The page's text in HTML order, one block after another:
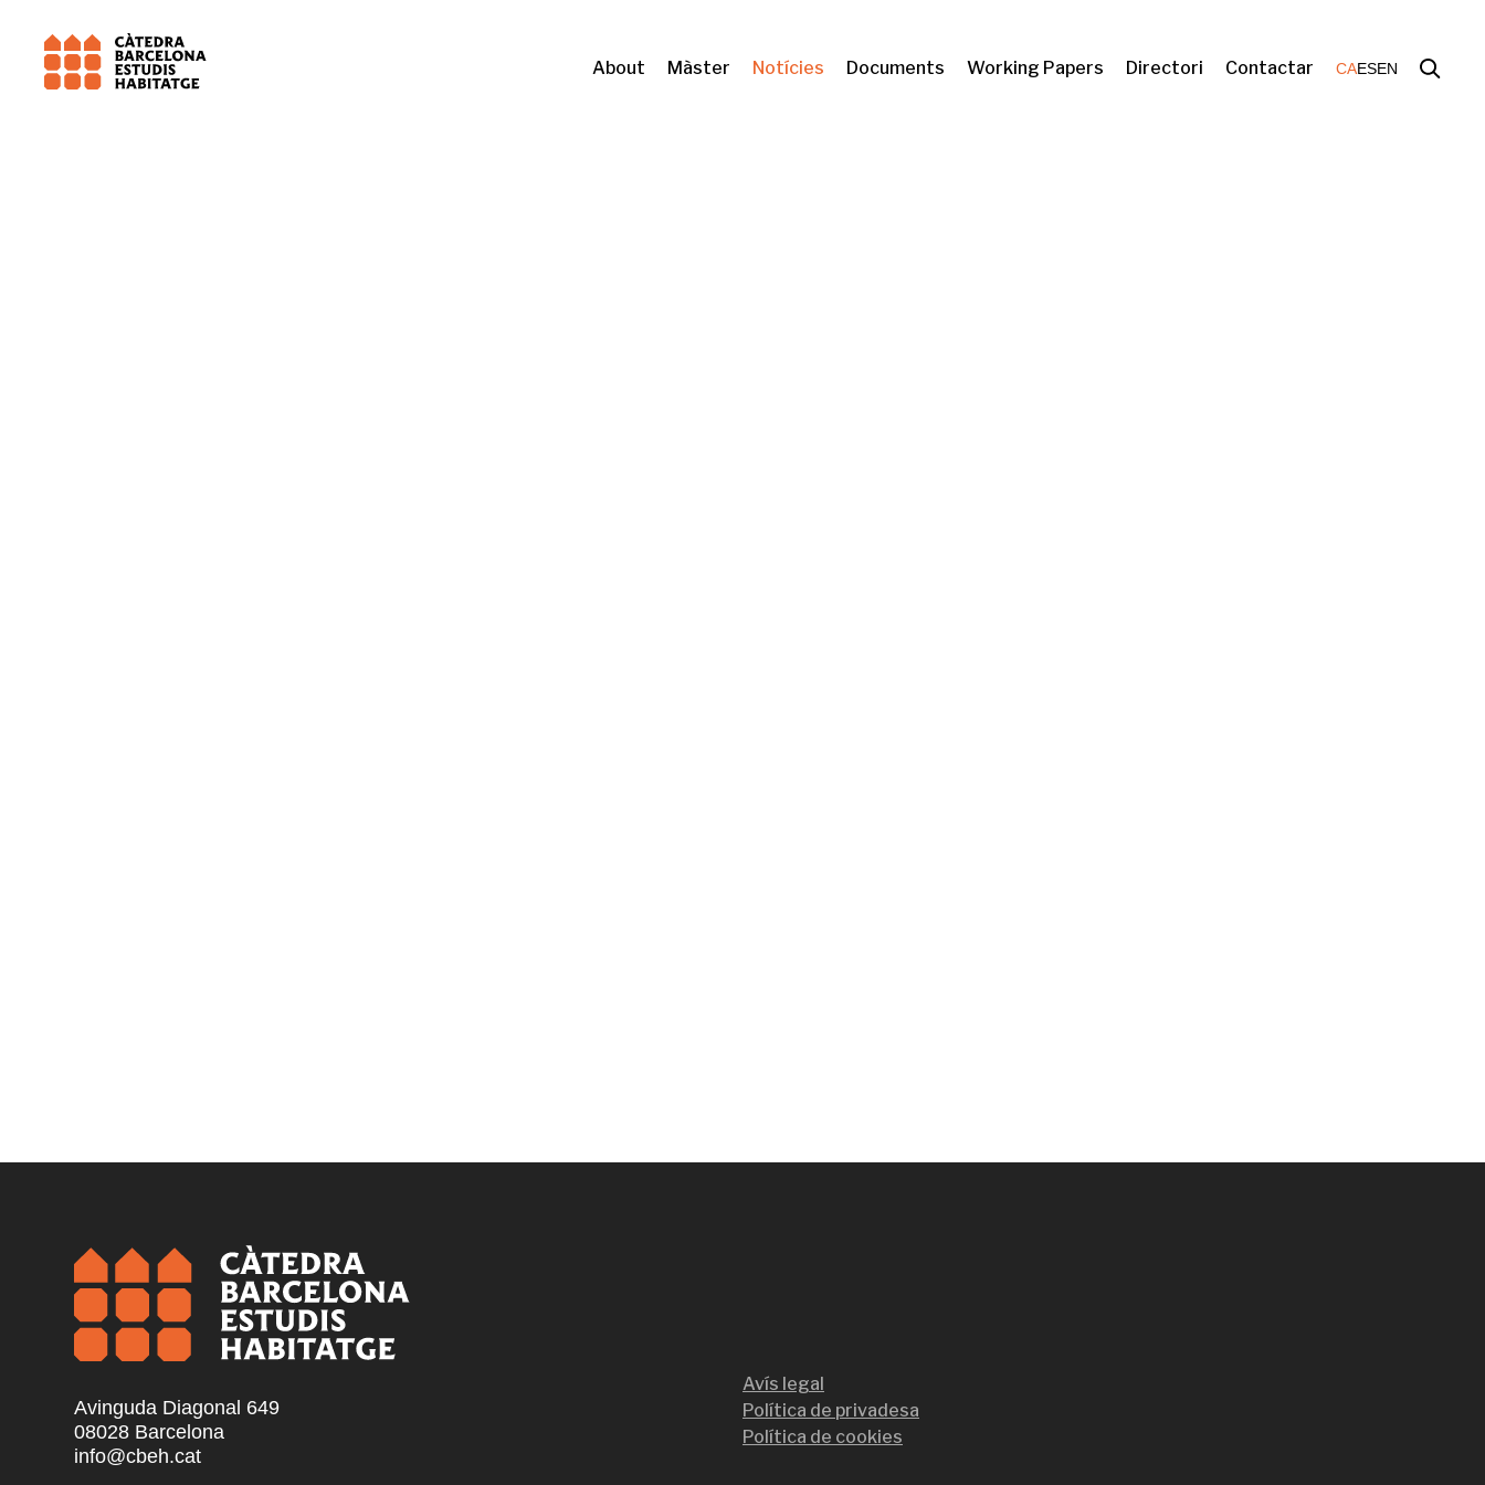
About Màster Notícies Documents Working Papers Directori Contactar CAESEN
Avinguda Diagonal 649
08028 Barcelona
info@cbeh.cat
Avís legal
Política de privadesa
Política de cookies